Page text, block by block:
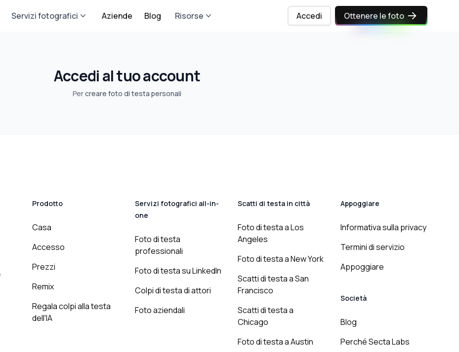
Servizi fotografici Aziende Blog Risorse Accedi Ottenere le foto
Accedi al tuo account
Percreare foto di testa personali
Prodotto
Casa
Accesso
Prezzi
Remix
Regala colpi alla testa
dell'IA
Servizi fotografici all-in-
one
Foto di testa
professionali
Foto di testa su LinkedIn
Colpi di testa di attori
Foto aziendali
Scatti di testa in città
Foto di testa a Los
Angeles
Foto di testa a New York
Scatti di testa a San
Francisco
Scatti di testa a
Chicago
Foto di testa a Austin
Appoggiare
Informativa sulla privacy
Termini di servizio
Appoggiare
Società
Blog
Perché Secta Labs